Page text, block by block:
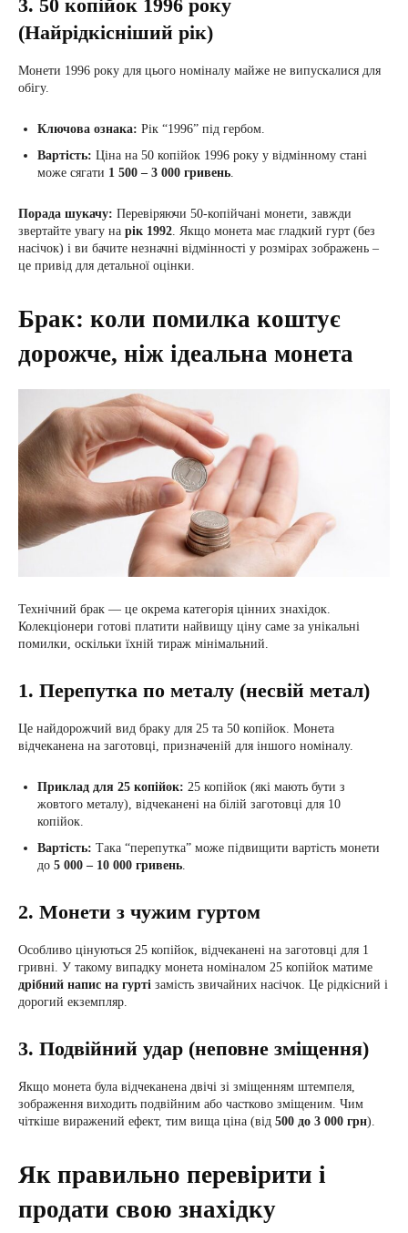
3. 50 копійок 1996 року
(Найрідкісніший рік)
Монети 1996 року для цього номіналу майже не випускалися для
обігу.
Ключова ознака: Рік “1996” під гербом.
Вартість: Ціна на 50 копійок 1996 року у відмінному стані
може сягати 1 500 – 3 000 гривень.
Порада шукачу: Перевіряючи 50-копійчані монети, завжди
звертайте увагу на рік 1992. Якщо монета має гладкий гурт (без
насічок) і ви бачите незначні відмінності у розмірах зображень –
це привід для детальної оцінки.
Брак: коли помилка коштує
дорожче, ніж ідеальна монета
Технічний брак — це окрема категорія цінних знахідок.
Колекціонери готові платити найвищу ціну саме за унікальні
помилки, оскільки їхній тираж мінімальний.
1. Перепутка по металу (несвій метал)
Це найдорожчий вид браку для 25 та 50 копійок. Монета
відчеканена на заготовці, призначеній для іншого номіналу.
Приклад для 25 копійок: 25 копійок (які мають бути з
жовтого металу), відчеканені на білій заготовці для 10
копійок.
Вартість: Така “перепутка” може підвищити вартість монети
до 5 000 – 10 000 гривень.
2. Монети з чужим гуртом
Особливо цінуються 25 копійок, відчеканені на заготовці для 1
гривні. У такому випадку монета номіналом 25 копійок матиме
дрібний напис на гурті замість звичайних насічок. Це рідкісний і
дорогий екземпляр.
3. Подвійний удар (неповне зміщення)
Якщо монета була відчеканена двічі зі зміщенням штемпеля,
зображення виходить подвійним або частково зміщеним. Чим
чіткіше виражений ефект, тим вища ціна (від 500 до 3 000 грн).
Як правильно перевірити і
продати свою знахідку